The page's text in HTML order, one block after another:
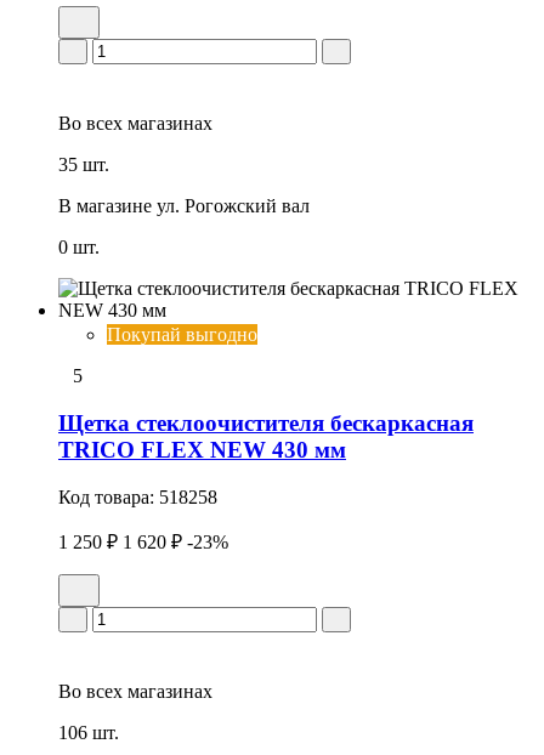
Во всех магазинах
35 шт.
В магазине ул. Рогожский вал
0 шт.
Покупай выгодно
5
Щетка стеклоочистителя бескаркасная
TRICO FLEX NEW 430 мм
Код товара: 518258
1 250 ₽ 1 620 ₽ -23%
Во всех магазинах
106 шт.